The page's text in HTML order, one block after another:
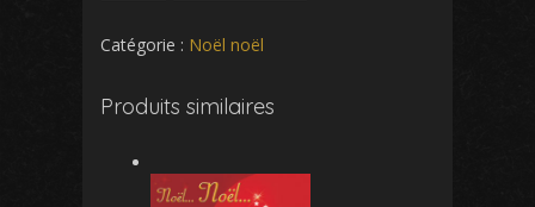
Ave
Catégorie : Noël noël
Produits similaires